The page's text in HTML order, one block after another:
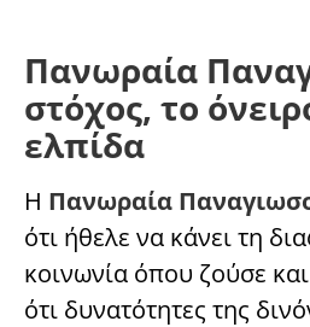
Πανωραία
στόχος, το
ελπίδα
Η Πανωραία
ότι ήθελε να κάνει τη
κοινωνία όπου ζούσε
ότι δυνατότητες της